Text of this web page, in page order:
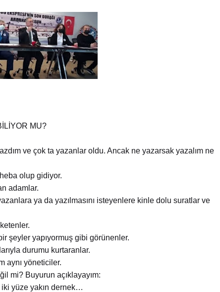
MU?
ve çok ta yazanlar oldu. Ancak ne yazarsak yazalım ne
olup gidiyor.
adamlar.
ya da yazılmasını isteyenlere kinle dolu suratlar ve
şeyler yapıyormuş gibi görünenler.
durumu kurtaranlar.
aynı yöneticiler.
mi? Buyurun açıklayayım:
yüze yakın dernek…